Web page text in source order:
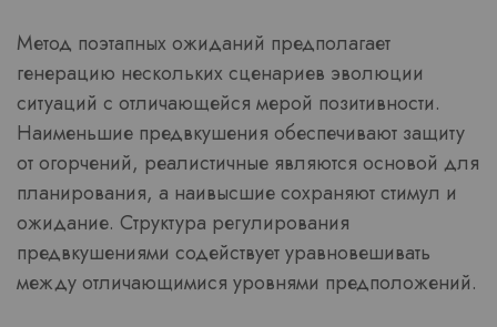
Метод поэтапных ожиданий предполагает
генерацию нескольких сценариев эволюции
ситуаций с отличающейся мерой позитивности.
Наименьшие предвкушения обеспечивают защиту
от огорчений, реалистичные являются основой для
планирования, а наивысшие сохраняют стимул и
ожидание. Структура регулирования
предвкушениями содействует уравновешивать
между отличающимися уровнями предположений.